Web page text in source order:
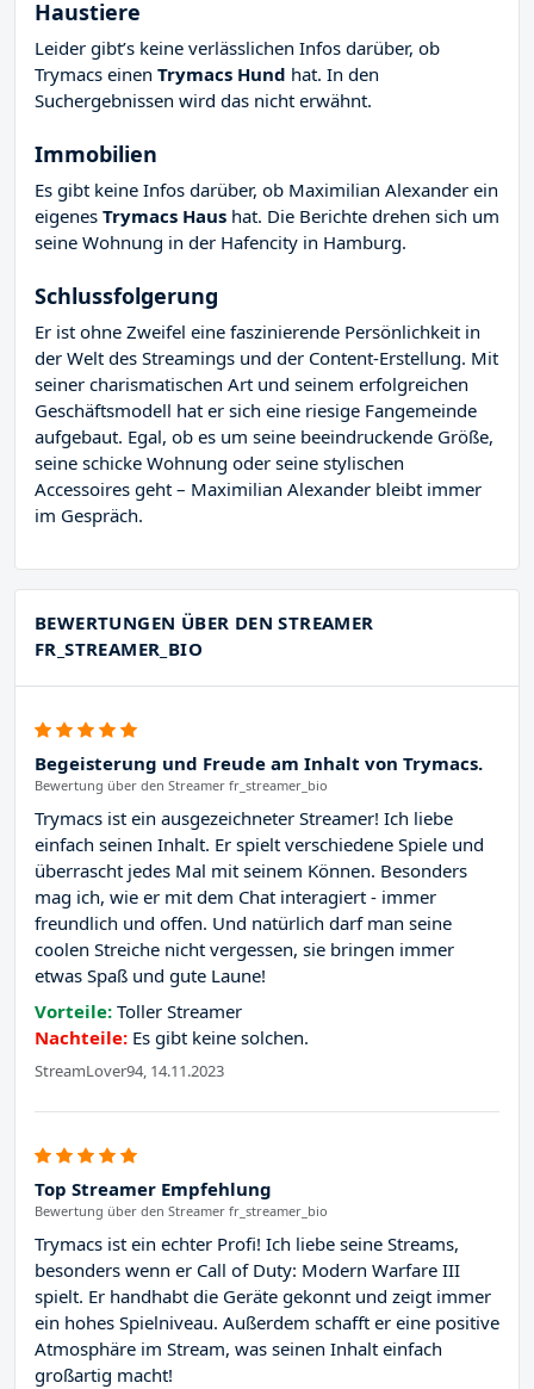
Haustiere
Leider gibt’s keine verlässlichen Infos darüber, ob
Trymacs einen Trymacs Hund hat. In den
Suchergebnissen wird das nicht erwähnt.
Immobilien
Es gibt keine Infos darüber, ob Maximilian Alexander ein
eigenes Trymacs Haus hat. Die Berichte drehen sich um
seine Wohnung in der Hafencity in Hamburg.
Schlussfolgerung
Er ist ohne Zweifel eine faszinierende Persönlichkeit in
der Welt des Streamings und der Content-Erstellung. Mit
seiner charismatischen Art und seinem erfolgreichen
Geschäftsmodell hat er sich eine riesige Fangemeinde
aufgebaut. Egal, ob es um seine beeindruckende Größe,
seine schicke Wohnung oder seine stylischen
Accessoires geht – Maximilian Alexander bleibt immer
im Gespräch.
BEWERTUNGEN ÜBER DEN STREAMER
FR_STREAMER_BIO
Begeisterung und Freude am Inhalt von Trymacs.
Bewertung über den Streamer fr_streamer_bio
Trymacs ist ein ausgezeichneter Streamer! Ich liebe
einfach seinen Inhalt. Er spielt verschiedene Spiele und
überrascht jedes Mal mit seinem Können. Besonders
mag ich, wie er mit dem Chat interagiert - immer
freundlich und offen. Und natürlich darf man seine
coolen Streiche nicht vergessen, sie bringen immer
etwas Spaß und gute Laune!
Vorteile: Toller Streamer
Nachteile: Es gibt keine solchen.
StreamLover94, 14.11.2023
Top Streamer Empfehlung
Bewertung über den Streamer fr_streamer_bio
Trymacs ist ein echter Profi! Ich liebe seine Streams,
besonders wenn er Call of Duty: Modern Warfare III
spielt. Er handhabt die Geräte gekonnt und zeigt immer
ein hohes Spielniveau. Außerdem schafft er eine positive
Atmosphäre im Stream, was seinen Inhalt einfach
großartig macht!